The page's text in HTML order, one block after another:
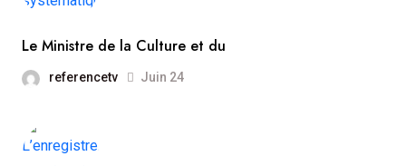
Le Ministre de la Culture et du
referencetv Juin 24